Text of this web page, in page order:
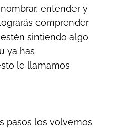
entender y
comprender
sintiendo algo
ya has
le llamamos
pasos los volvemos